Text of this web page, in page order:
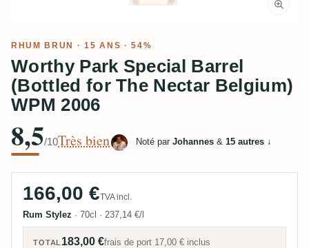
RHUM BRUN · 15 ANS · 54%
Worthy Park Special Barrel
(Bottled for The Nectar Belgium)
WPM 2006
8,5/10Très bien Noté par Johannes & 15 autres ↓
166,00 €TVA incl.
Rum Stylez · 70cl · 237,14 €/l
TOTAL 183,00 €frais de port 17,00 € inclus